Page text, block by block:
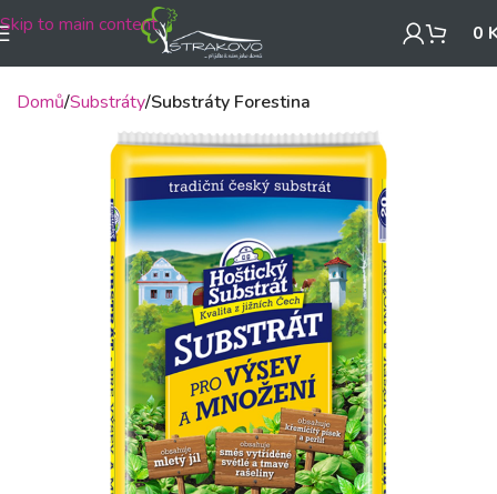
Skip to main content 0
Domů Substráty Substráty Forestina